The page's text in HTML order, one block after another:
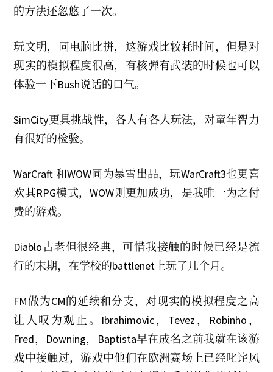
的方法还忽悠了一次。
玩文明，同电脑比拼，这游戏比较耗时间，但是对
现实的模拟程度很高，有核弹有武装的时候也可以
体验一下Bush说话的口气。
SimCity更具挑战性，各人有各人玩法，对童年智力
有很好的检验。
WarCraft 和WOW同为暴雪出品，玩WarCraft3也更喜
欢其RPG模式，WOW则更加成功，是我唯一为之付
费的游戏。
Diablo古老但很经典，可惜我接触的时候已经是流
行的末期，在学校的battlenet上玩了几个月。
FM做为CM的延续和分支，对现实的模拟程度之高
让人叹为观止。Ibrahimovic，Tevez，Robinho，
Fred，Downing，Baptista早在成名之前我就在该游
戏中接触过，游戏中他们在欧洲赛场上已经叱诧风